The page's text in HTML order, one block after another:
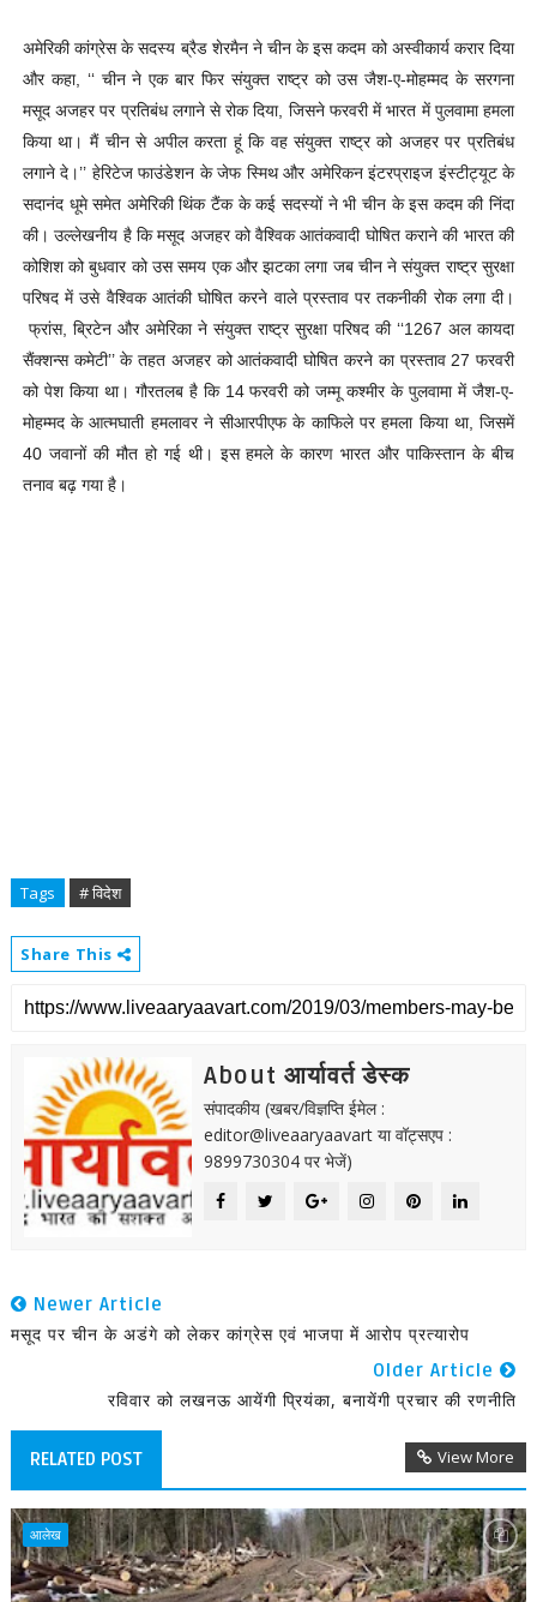
अमेरिकी कांग्रेस के सदस्य ब्रैड शेरमैन ने चीन के इस कदम को अस्वीकार्य करार दिया
और कहा, ‘‘ चीन ने एक बार फिर संयुक्त राष्ट्र को उस जैश-ए-मोहम्मद के सरगना
मसूद अजहर पर प्रतिबंध लगाने से रोक दिया, जिसने फरवरी में भारत में पुलवामा हमला
किया था। मैं चीन से अपील करता हूं कि वह संयुक्त राष्ट्र को अजहर पर प्रतिबंध
लगाने दे।’’ हेरिटेज फाउंडेशन के जेफ स्मिथ और अमेरिकन इंटरप्राइज इंस्टीट्यूट के
सदानंद धूमे समेत अमेरिकी थिंक टैंक के कई सदस्यों ने भी चीन के इस कदम की निंदा
की।उल्लेखनीय है कि मसूद अजहर को वैश्विक आतंकवादी घोषित कराने की भारत की
कोशिश को बुधवार को उस समय एक और झटका लगा जब चीन ने संयुक्त राष्ट्र सुरक्षा
परिषद में उसे वैश्विक आतंकी घोषित करने वाले प्रस्ताव पर तकनीकी रोक लगा दी।
फ्रांस, ब्रिटेन और अमेरिका ने संयुक्त राष्ट्र सुरक्षा परिषद की ‘‘1267 अल कायदा
सैंक्शन्स कमेटी’’ के तहत अजहर को आतंकवादी घोषित करने का प्रस्ताव 27 फरवरी
को पेश किया था। गौरतलब है कि 14 फरवरी को जम्मू कश्मीर के पुलवामा में जैश-ए-
मोहम्मद के आत्मघाती हमलावर ने सीआरपीएफ के काफिले पर हमला किया था, जिसमें
40 जवानों की मौत हो गई थी। इस हमले के कारण भारत और पाकिस्तान के बीच
तनाव बढ़ गया है।
Tags # विदेश
Share This
About आर्यावर्त डेस्क
संपादकीय (खबर/विज्ञप्ति ईमेल :
editor@liveaaryaavart या वॉट्सएप :
9899730304 पर भेजें)
Newer Article
मसूद पर चीन के अडंगे को लेकर कांग्रेस एवं भाजपा में आरोप प्रत्यारोप
Older Article
रविवार को लखनऊ आयेंगी प्रियंका, बनायेंगी प्रचार की रणनीति
RELATED POST View More
आलेख